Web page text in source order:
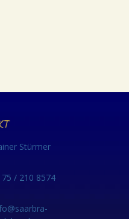
Stürmer
/ 210 8574